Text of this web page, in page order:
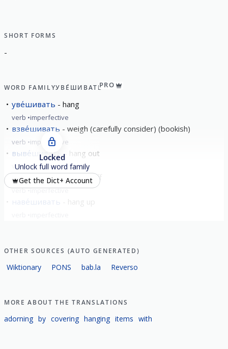
SHORT FORMS
-
WORD FAMILYУВЕ́ШИВАТЬPRO
уве́шивать hang
verb imperfective
взве́шивать weigh (carefully consider) (bookish)
verb imperfective
выве́шивать hang out
verb imperfective
заве́шивать curtain off
verb imperfective
наве́шивать
Locked
Unlock full word family
Get the Dict+ Account
OTHER SOURCES (AUTO GENERATED)
Wiktionary PONS bab.la Reverso
MORE ABOUT THE TRANSLATIONS
adorning by covering hanging items with